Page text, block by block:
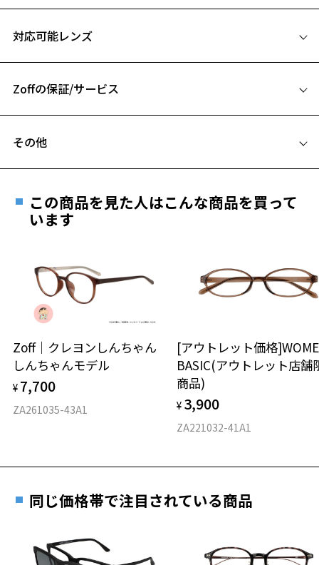
お気に入り
B ブリッジ(鼻部分)の横幅：19mm
仕上がり寸法
D 仕上がりの横幅：約122mm
6.5g
※着脱式サングラス：デモレンズ、アタッチメント込みの重さ
対応可能レンズ
フレームとレンズの合計料金を知りたい方へ
Zoffの保証/サービス
安心1 フレーム１年間品質保証
きます。
※保証期間内に交換が行われた場合、保証期間は初期の期間から
延長されません。
安心2 視力測定無料
視力の変化を早めに発見するために、定期的な視
力測定をおすすめいたします。
安心3 かかり具合調整無料
す。
その他
ご希望のお客さまは、「レンズ交換券」をお選びのうえ、
最寄りのZoff実店舗にてレンズをお買い求めください。
※サングラスやパッケージ品では「レンズ交換券」はお選び
談ください。
＜メガネの度数情報がわからない方へ＞
オンラインストアでフレームのみ購入して、
実店舗で度付きにできます
ご購入時に「レンズ交換券」をお選びいただくと、実店舗で
度数を測定のうえ、度付きレンズ（標準セットレンズ）へ無
お近くのZoff実店舗にて度数を測定いただけます（無料）。
その際は記入用紙をダウンロードしてお使いください。
この商品を見た人はこんな商品を買って
います
Zoff｜クレヨンしんちゃん
しんちゃんモデル
¥ 7,700
ZA261035-43A1
[アウトレット価格
BASIC(アウトレット店舗
商品)
¥ 3,900
ZA221032-41A1
同じ価格帯で注目されている商品